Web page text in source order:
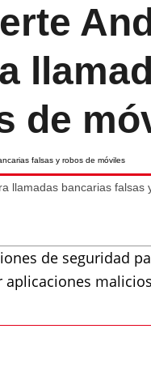
de
llamadas bancarias falsas
de seguridad